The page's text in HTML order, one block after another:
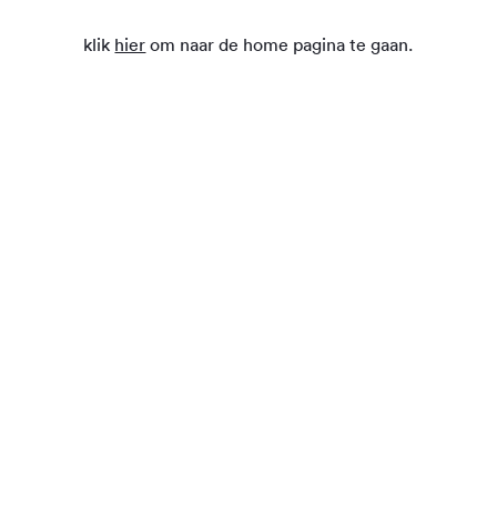
klik hier om naar de home pagina te gaan.